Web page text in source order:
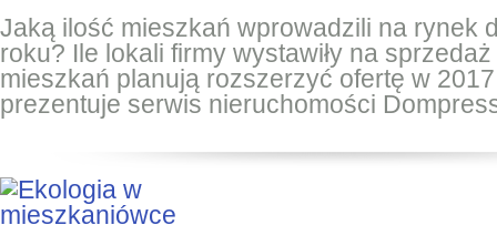
Jaką ilość mieszkań wprowadzili na rynek
roku? Ile lokali firmy wystawiły na
mieszkań planują rozszerzyć ofertę w
prezentuje serwis nieruchomości